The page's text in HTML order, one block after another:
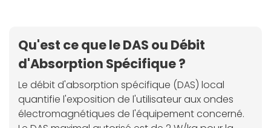
Qu'est ce que le DAS ou Débit
d'Absorption Spécifique ?
Le débit d'absorption spécifique (DAS) local
quantifie l'exposition de l'utilisateur aux ondes
électromagnétiques de l'équipement concerné.